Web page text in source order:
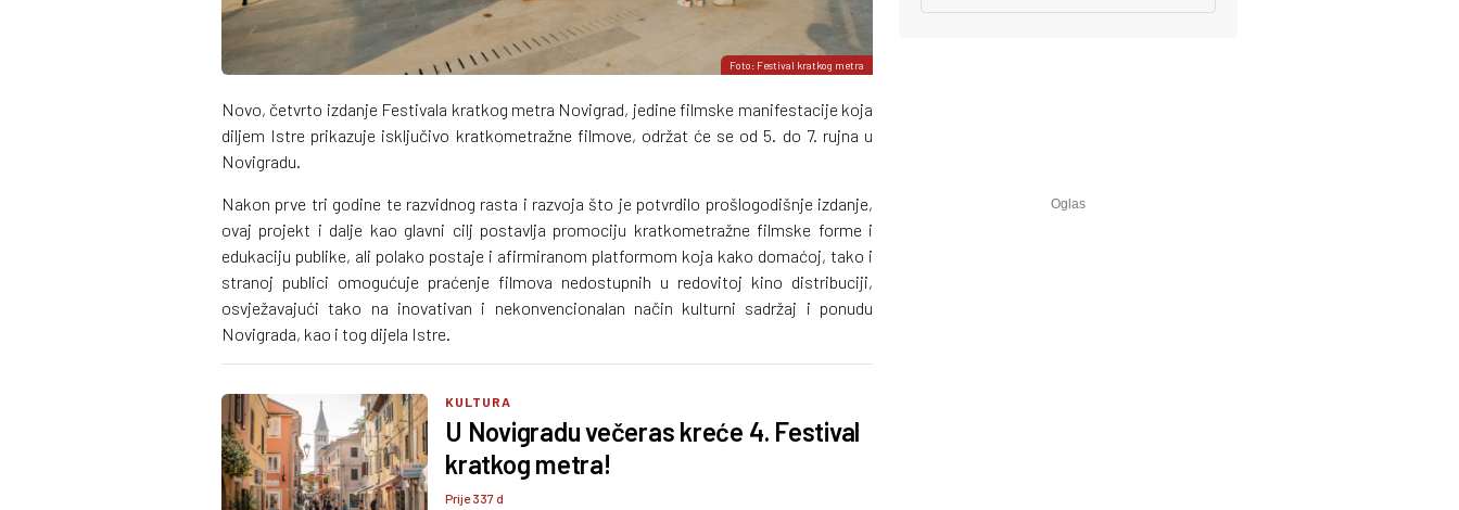
Foto: Festival kratkog metra
Novo, četvrto izdanje Festivala kratkog metra Novigrad, jedine filmske manifestacije koja
diljem Istre prikazuje isključivo kratkometražne filmove, održat će se od 5. do 7. rujna u
Novigradu.
Nakon prve tri godine te razvidnog rasta i razvoja što je potvrdilo prošlogodišnje izdanje,
ovaj projekt i dalje kao glavni cilj postavlja promociju kratkometražne filmske forme i
edukaciju publike, ali polako postaje i afirmiranom platformom koja kako domaćoj, tako i
stranoj publici omogućuje praćenje filmova nedostupnih u redovitoj kino distribuciji,
osvježavajući tako na inovativan i nekonvencionalan način kulturni sadržaj i ponudu
Novigrada, kao i tog dijela Istre.
KULTURA
U Novigradu večeras kreće 4. Festival
kratkog metra!
Prije 337 d